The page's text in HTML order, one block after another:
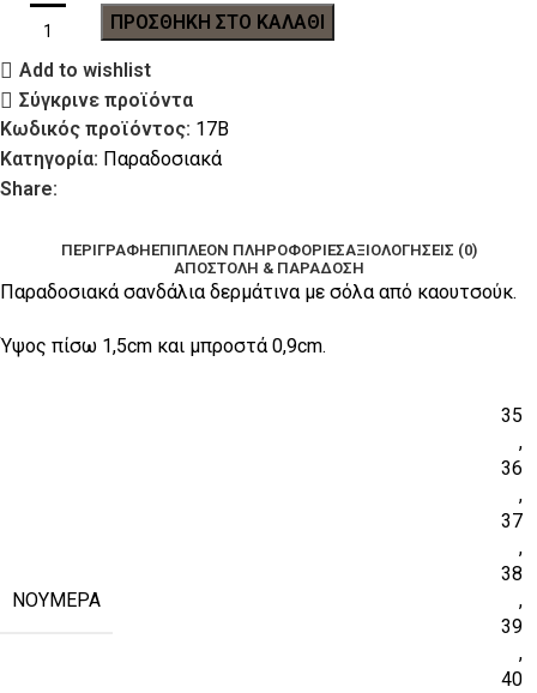
ΠΡΟΣΘΉΚΗ ΣΤΟ ΚΑΛΆΘΙ
Add to wishlist
Σύγκρινε προϊόντα
Κωδικός προϊόντος: 17Β
Κατηγορία: Παραδοσιακά
Share:
ΠΕΡΙΓΡΑΦΉΕΠΙΠΛΈΟΝ ΠΛΗΡΟΦΟΡΊΕΣΑΞΙΟΛΟΓΉΣΕΙΣ (0)
ΑΠΟΣΤΟΛΉ & ΠΑΡΆΔΟΣΗ
Παραδοσιακά σανδάλια δερμάτινα με σόλα από καουτσούκ.
Ύψος πίσω 1,5cm και μπροστά 0,9cm.
ΝΟΎΜΕΡΑ
35
,
36
,
37
,
38
,
39
,
40